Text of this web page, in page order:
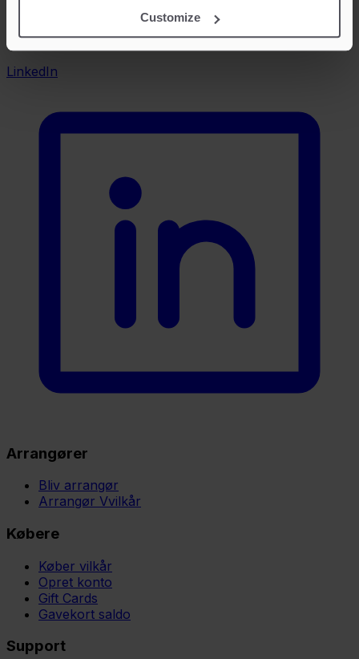
Customize
LinkedIn
Arrangører
Bliv arrangør
Arrangør Vvilkår
Købere
Køber vilkår
Opret konto
Gift Cards
Gavekort saldo
Support